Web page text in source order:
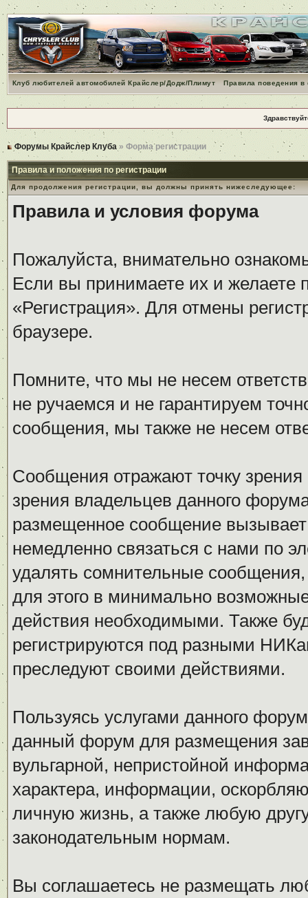
Клуб любителей автомобилей Крайслер/Додж/Плимут Правила поведения
Форумы Крайслер Клуба » Форма регистрации
Правила и положения по регистрации
Для продолжения регистрации, вы должны принять нижеследующее:
Правила и условия форума
Пожалуйста, внимательно
Если вы принимаете их и желаете
«Регистрация». Для отмены
браузере.
Помните, что мы не несем
не ручаемся и не гарантируем
сообщения, мы также не несем
Сообщения отражают точку
зрения владельцев данного
размещенное сообщение
немедленно связаться с нами по
удалять сомнительные
для этого в минимально
действия необходимыми. Также
регистрируются под разными
преследуют своими действиями.
Пользуясь услугами данного
данный форум для размещения
вульгарной, непристойной
характера, информации,
личную жизнь, а также любую
законодательным нормам.
Вы соглашаетесь не размещать